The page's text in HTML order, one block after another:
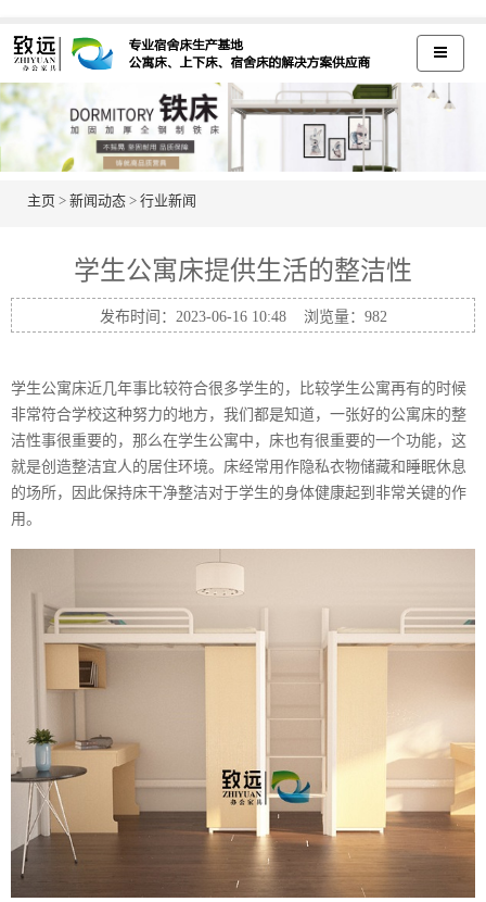
主页 > 新闻动态 > 行业新闻
学生公寓床提供生活的整洁性
发布时间：2023-06-16 10:48 浏览量： 982
学生公寓床近几年事比较符合很多学生的，比较学生公寓再有的时候
非常符合学校这种努力的地方，我们都是知道，一张好的公寓床的整
洁性事很重要的，那么在学生公寓中，床也有很重要的一个功能，这
就是创造整洁宜人的居住环境。床经常用作隐私衣物储藏和睡眠休息
的场所，因此保持床干净整洁对于学生的身体健康起到非常关键的作
用。